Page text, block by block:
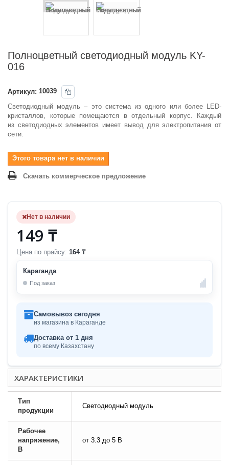
Полноцветный светодиодный модуль KY-
016
Артикул: 10039
Светодиодный модуль – это система из одного или более LED-
кристаллов, которые помещаются в отдельный корпус. Каждый
из светодиодных элементов имеет вывод для электропитания от
сети.
Этого товара нет в наличии
Скачать коммерческое предложение
Нет в наличии
149 ₸
Цена по прайсу: 164 ₸
Караганда
Под заказ
Самовывоз сегодня
из магазина в Караганде
Доставка от 1 дня
по всему Казахстану
ХАРАКТЕРИСТИКИ
Тип
продукции
Светодиодный модуль
Рабочее
напряжение,
В
от 3.3 до 5 В